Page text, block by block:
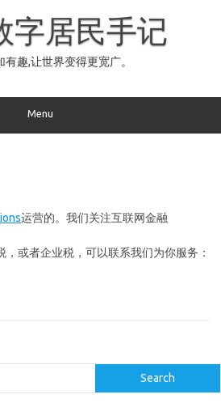
字居民手记
有趣,让世界变得更宽广。
Menu
运营的。我们关注互联网金融
或者企业税，可以联系我们为你服务：
Search